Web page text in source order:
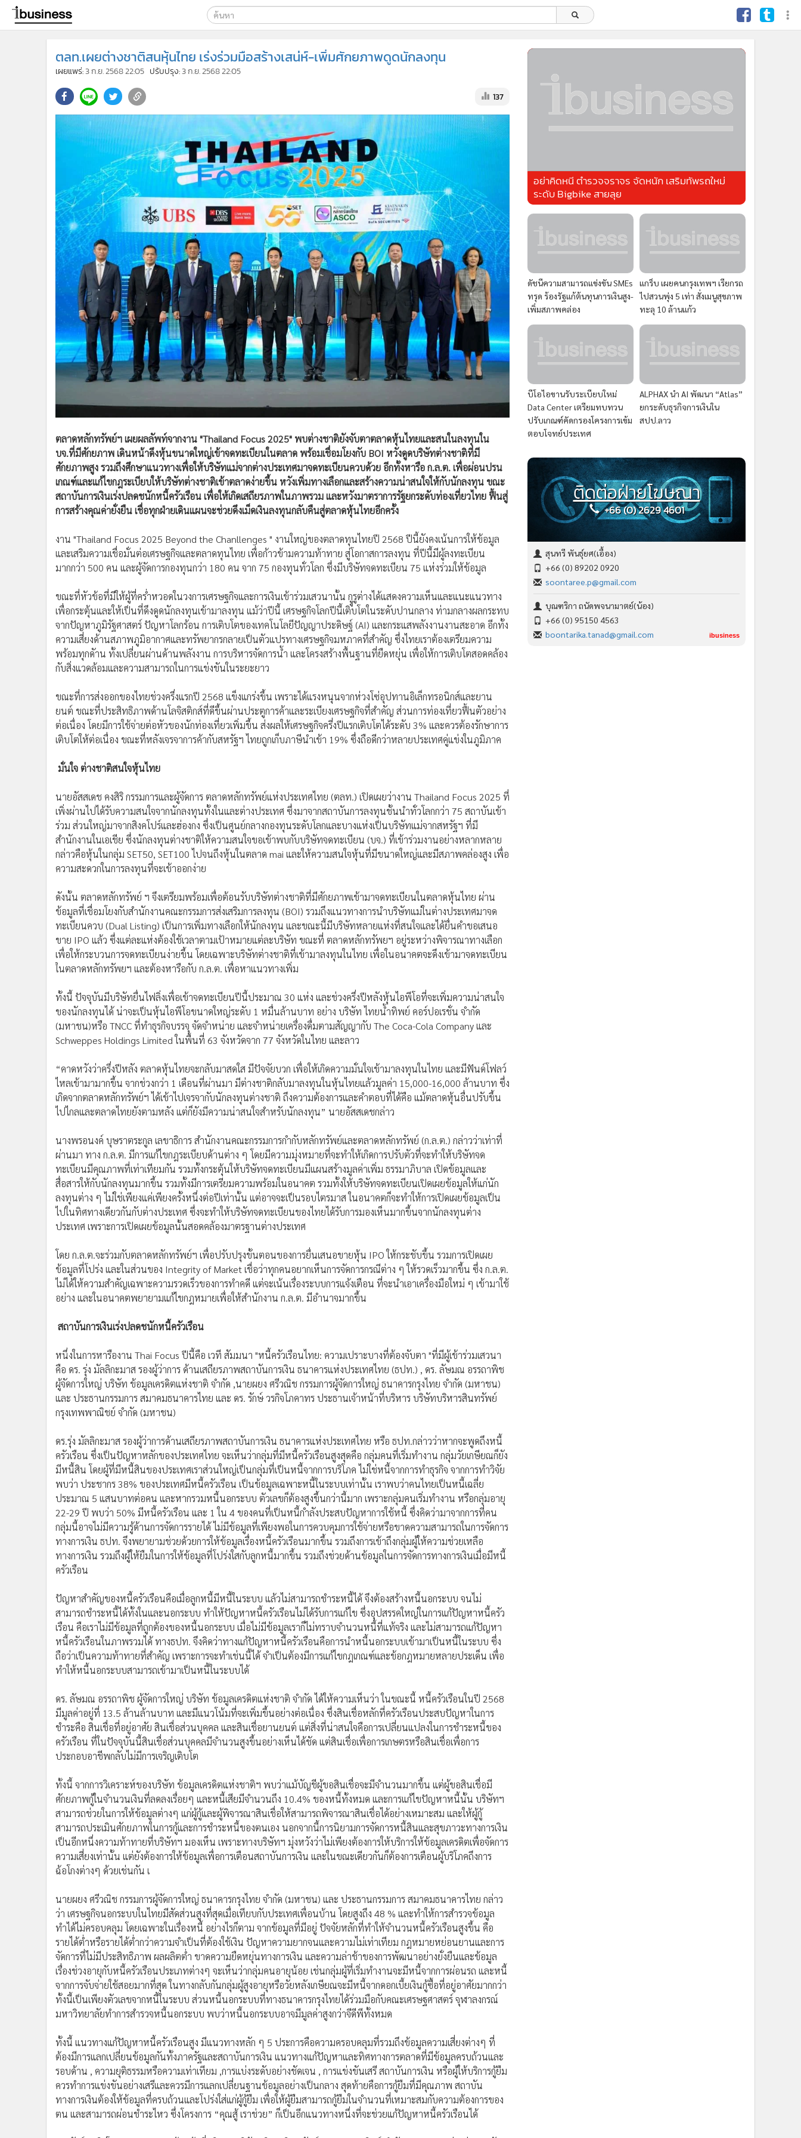
ค้นหา
Google
ค้นหาขั้นสูง
ตลท.เผยต่างชาติสนหุ้นไทย เร่งร่วมมือสร้างเสน่ห์-เพิ่มศักยภาพดูดนักลงทุน
เผยแพร่:3 ก.ย. 2568 22:05 ปรับปรุง:3 ก.ย. 2568 22:05
137
ตลาดหลักทรัพย์ฯ เผยผลลัพท์จากงาน "Thailand Focus 2025" พบต่างชาติยังจับตาตลาดหุ้นไทยและสนในลงทุนใน
บจ.ที่มีศักยภาพ เดินหน้าดึงหุ้นขนาดใหญ่เข้าจดทะเบียนในตลาด พร้อมเชื่อมโยงกับ BOI หวังดูดบริษัทต่างชาติที่มี
ศักยภาพสูง รวมถึงศึกษาแนวทางเพื่อให้บริษัทแม่จากต่างประเทศมาจดทะเบียนควบด้วย อีกทั้งหารือ ก.ล.ต. เพื่อผ่อนปรน
เกณฑ์และแก้ไขกฎระเบียบให้บริษัทต่างชาติเข้าตลาดง่ายขึ้น หวังเพิ่มทางเลือกและสร้างความน่าสนใจให้กับนักลงทุน ขณะ
สถาบันการเงินเร่งปลดชนักหนี้ครัวเรือน เพื่อให้เกิดเสถียรภาพในภาพรวม และหวังมาตราการรัฐยกระดับท่องเที่ยวไทย ฟื้นสู่
การสร้างคุณค่ายั่งยืน เชื่อทุกฝ่ายเดินแผนจะช่วยดึงเม็ดเงินลงทุนกลับคืนสู่ตลาดหุ้นไทยอีกครั้ง
งาน "Thailand Focus 2025 Beyond the Chanllenges " งานใหญ่ของตลาดทุนไทยปี 2568 ปีนี้ยังคงเน้นการให้ข้อมูล
และเสริมความเชื่อมั่นต่อเศรษฐกิจและตลาดทุนไทย เพื่อก้าวข้ามความท้าทาย สู่โอกาสการลงทุน ที่ปีนี้มีผู้ลงทะเบียน
มากกว่า 500 คน และผู้จัดการกองทุนกว่า 180 คน จาก 75 กองทุนทั่วโลก ซึ่งมีบริษัทจดทะเบียน 75 แห่งร่วมให้ข้อมูล
ขณะที่หัวข้อที่มีให้ผู้ที่คร่ำหวอดในวงการเศรษฐกิจและการเงินเข้าร่วมเสวนานั้น กููรูต่างได้แสดงความเห็นและแนะแนวทาง
เพื่อกระตุ้นและให้เป็นที่ดึงดูดนักลงทุนเข้ามาลงทุน แม้ว่าปีนี้ เศรษฐกิจโลกปีนี้เติบโตในระดับปานกลาง ท่ามกลางผลกระทบ
จากปัญหาภูมิรัฐศาสตร์ ปัญหาโลกร้อน การเติบโตของเทคโนโลยีปัญญาประดิษฐ์ (AI) และกระแสพลังงานงานสะอาด อีกทั้ง
ความเสี่ยงด้านสภาพภูมิอากาศและทรัพยากรกลายเป็นตัวแปรทางเศรษฐกิจมหภาคที่สำคัญ ซึ่งไทยเราต้องเตรียมความ
พร้อมทุกดัาน ทั้งเปลี่ยนผ่านด้านพลังงาน การบริหารจัดการน้ำ และโครงสร้างพื้นฐานที่ยืดหยุ่น เพื่อให้การเติบโตสอดคล้อง
กับสิ่งแวดล้อมและความสามารถในการแข่งขันในระยะยาว
ขณะที่การส่งออกของไทยช่วงครึ่งแรกปี 2568 แข็งแกร่งขึ้น เพราะได้แรงหนุนจากห่วงโซ่อุปทานอิเล็กทรอนิกส์และยาน
ยนต์ ขณะที่ประสิทธิภาพด้านโลจิสติกส์ที่ดีขึ้นผ่านประตูการค้าและระเบียงเศรษฐกิจที่สำคัญ ส่วนการท่องเที่ยวฟื้นตัวอย่าง
ต่อเนื่อง โดยมีการใช้จ่ายต่อหัวของนักท่องเที่ยวเพิ่มขึ้น ส่งผลให้เศรษฐกิจครี่งปีแรกเติบโตได้ระดับ 3% และควรต้องรักษาการ
เติบโตให้ต่อเนื่อง ขณะที่หลังเจรจาการค้ากับสหรัฐฯ ไทยถูกเก็บภาษีนำเข้า 19% ซึ่งถือดีกว่าหลายประเทศคู่แข่งในภูมิภาค
มั่นใจ ต่างชาติสนใจหุ้นไทย
นายอัสสเดช คงสิริ กรรมการและผู้จัดการ ตลาดหลักทรัพย์แห่งประเทศไทย (ตลท.) เปิดเผยว่างาน Thailand Focus 2025 ที่
เพิ่งผ่านไปได้รับความสนใจจากนักลงทุนทั้งในและต่างประเทศ ซึ่งมาจากสถาบันการลงทุนชั้นนำทั่วโลกกว่า 75 สถาบันเข้า
ร่วม ส่วนใหญ่มาจากสิงคโปร์และฮ่องกง ซึ่งเป็นศูนย์กลางกองทุนระดับโลกและบางแห่งเป็นบริษัทแม่จากสหรัฐฯ ที่มี
สำนักงานในเอเชีย ซึ่งนักลงทุนต่างชาติให้ความสนใจขอเข้าพบกับบริษัทจดทะเบียน (บจ.) ที่เข้าร่วมงานอย่างหลากหลาย
กล่าวคือหุ้นในกลุ่ม SET50, SET100 ไปจนถึงหุ้นในตลาด mai และให้ความสนใจหุ้นที่มีขนาดใหญ่และมีสภาพคล่องสูง เพื่อ
ความสะดวกในการลงทุนที่จะเข้าออกง่าย
ดังนั้น ตลาดหลักทรัพย์ ฯ จึงเตรียมพร้อมเพื่อต้อนรับบริษัทต่างชาติที่มีศักยภาพเข้ามาจดทะเบียนในตลาดหุ้นไทย ผ่าน
ข้อมูลที่เชื่อมโยงกับสำนักงานคณะกรรมการส่งเสริมการลงทุน (BOI) รวมถึงแนวทางการนำบริษัทแม่ในต่างประเทศมาจด
ทะเบียนควบ (Dual Listing) เป็นการเพิ่มทางเลือกให้นักลงทุน และขณะนี้มีบริษัทหลายแห่งที่สนใจและได้ยื่นคำขอเสนอ
ขาย IPO แล้ว ซึ่งแต่ละแห่งต้องใช้เวลาตามเป้าหมายแต่ละบริษัท ขณะที่ ตลาดหลักทรัพยฯ อยู่ระหว่างพิจารณาทางเลือก
เพื่อให้กระบวนการจดทะเบียนง่ายขึ้น โดยเฉพาะบริษัทต่างชาติที่เข้ามาลงทุนในไทย เพื่อในอนาคตจะดึงเข้ามาจดทะเบียน
ในตลาดหลักทรัพยฯ และต้องหารือกับ ก.ล.ต. เพื่อหาแนวทางเพิ่ม
ทั้งนี้ ปัจจุบันมีบริษัทยื่นไฟลิ่งเพื่อเข้าจดทะเบียนปีนี้ประมาณ 30 แห่ง และช่วงครึ่งปีหลังหุ้นไอพีโอที่จะเพิ่มความน่าสนใจ
ของนักลงทุนได้ น่าจะเป็นหุ้นไอพีโอขนาดใหญ่ระดับ 1 หมื่นล้านบาท อย่าง บริษัท ไทยน้ำทิพย์ คอร์ปอเรชั่น จำกัด
(มหาชน)หรือ TNCC ที่ทำธุรกิจบรรจุ จัดจำหน่าย และจำหน่ายเครื่องดื่มตามสัญญากับ The Coca-Cola Company และ
Schweppes Holdings Limited ในพื้นที่ 63 จังหวัดจาก 77 จังหวัดในไทย และลาว
“คาดหวังว่าครึ่งปีหลัง ตลาดหุ้นไทยจะกลับมาสดใส มีปัจจัยบวก เพื่อให้เกิดความมั่นใจเข้ามาลงทุนในไทย และมีฟันด์โฟลว์
ไหลเข้ามามากขึ้น จากช่วงกว่า 1 เดือนที่ผ่านมา มีต่างชาติกลับมาลงทุนในหุ้นไทยแล้วมูลค่า 15,000-16,000 ล้านบาท ซึ่ง
เกิดจากตลาดหลักทรัพย์ฯ ได้เข้าไปเจรจากับนักลงทุนต่างชาติ ถึงความต้องการและคำตอบที่ได้คือ แม้ตลาดหุ้นอื่นปรับขึ้น
ไปไกลและตลาดไทยยังตามหลัง แต่ก็ยังมีความน่าสนใจสำหรับนักลงทุน” นายอัสสเดชกล่าว
นางพรอนงค์ บุษราตระกูล เลขาธิการ สำนักงานคณะกรรมการกำกับหลักทรัพย์และตลาดหลักทรัพย์ (ก.ล.ต.) กล่าวว่าเท่าที่
ผ่านมา ทาง ก.ล.ต. มีการแก้ไขกฎระเบียบด้านต่าง ๆ โดยมีความมุ่งหมายที่จะทำให้เกิดการปรับตัวที่จะทำให้บริษัทจด
ทะเบียนมีคุณภาพที่เท่าเทียมกัน รวมทั้งกระตุ้นให้บริษัทจดทะเบียนมีแผนสร้างมูลค่าเพิ่ม ธรรมาภิบาล เปิดข้อมูลและ
สื่อสารให้กับนักลงทุนมากขึ้น รวมทั้งมีการเตรียมความพร้อมในอนาคต รวมทั้งให้บริษัทจดทะเบียนเปิดเผยข้อมูลให้แก่นัก
ลงทุนต่าง ๆ ไม่ใช่เพียงแค่เพียงครั้งหนึ่งต่อปีเท่านั้น แต่อาจจะเป็นรอบไตรมาส ในอนาคตก็จะทำให้การเปิดเผยข้อมูลเป็น
ไปในทิศทางเดียวกันกับต่างประเทศ ซึ่งจะทำให้บริษัทจดทะเบียนของไทยได้รับการมองเห็นมากขึ้นจากนักลงทุนต่าง
ประเทศ เพราะการเปิดเผยข้อมูลนั้นสอดคล้องมาตรฐานต่างประเทศ
โดย ก.ล.ต.จะร่วมกับตลาดหลักทรัพย์ฯ เพื่อปรับปรุงขั้นตอนของการยื่นเสนอขายหุ้น IPO ให้กระชับขึ้น รวมการเปิดเผย
ข้อมูลที่โปร่ง และในส่วนของ Integrity of Market เชื่อว่าทุกคนอยากเห็นการจัดการกรณีต่าง ๆ ให้รวดเร็วมากขึ้น ซึ่ง ก.ล.ต.
ไม่ได้ให้ความสำคัญเฉพาะความรวดเร็วของการทำคดี แต่จะเน้นเรื่องระบบการแจ้งเตือน ที่จะนำเอาเครื่องมือใหม่ ๆ เข้ามาใช้
อย่าง และในอนาคตพยายามแก้ไขกฎหมายเพื่อให้สำนักงาน ก.ล.ต. มีอำนาจมากขึ้น
สถาบันการเงินเร่งปลดชนักหนี้ครัวเรือน
หนึ่งในการหารืองาน Thai Focus ปีนี้คือ เวที สัมมนา "หนี้ครัวเรือนไทย: ความเปราะบางที่ต้องจับตา "ที่มีผู้เข้าร่วมเสวนา
คือ ดร. รุ่ง มัลลิกะมาส รองผู้ว่าการ ด้านเสถียรภาพสถาบันการเงิน ธนาคารแห่งประเทศไทย (ธปท.) , ดร. ลัษมณ อรรถาพิช
ผู้จัดการใหญ่ บริษัท ข้อมูลเครดิตแห่งชาติ จำกัด ,นายผยง ศรีวณิช กรรมการผู้จัดการใหญ่ ธนาคารกรุงไทย จำกัด (มหาชน)
และ ประธานกรรมการ สมาคมธนาคารไทย และ ดร. รักษ์ วรกิจโภคาทร ประธานเจ้าหน้าที่บริหาร บริษัทบริหารสินทรัพย์
กรุงเทพพาณิชย์ จำกัด (มหาชน)
ดร.รุ่ง มัลลิกะมาส รองผู้ว่าการด้านเสถียรภาพสถาบันการเงิน ธนาคารแห่งประเทศไทย หรือ ธปท.กล่าวว่าหากจะพูดถึงหนี้
ครัวเรือน ซึ่งเป็นปัญหาหลักของประเทศไทย จะเห็นว่ากลุ่มที่มีหนี้ครัวเรือนสูงสุดคือ กลุ่มคนที่เริ่มทำงาน กลุ่มวัยเกษียณก็ยัง
มีหนี้สิน โดยผู้ที่มีหนี้สินของประเทศเราส่วนใหญ่เป็นกลุ่มที่เป็นหนี้จากการบริโภค ไม่ใช่หนี้จากการทำธุรกิจ จากการทำวิจัย
พบว่า ประชากร 38% ของประเทศมีหนี้ครัวเรือน เป็นข้อมูลเฉพาะหนี้ในระบบเท่านั้น เราพบว่าคนไทยเป็นหนี้เฉลี่ย
ประมาณ 5 แสนบาทต่อคน และหากรวมหนี้นอกระบบ ตัวเลขก็ต้องสูงขึ้นกว่านี้มาก เพราะกลุ่มคนเริ่มทำงาน หรือกลุ่มอายุ
22-29 ปี พบว่า 50% มีหนี้ครัวเรือน และ 1 ใน 4 ของคนที่เป็นหนี้กำลังประสบปัญหาการใช้หนี้ ซึ่งคิดว่ามาจากการที่คน
กลุ่มนี้อาจไม่มีความรู้ด้านการจัดการรายได้ ไม่มีข้อมูลที่เพียงพอในการควบคุมการใช้จ่ายหรือขาดความสามารถในการจัดการ
ทางการเงิน ธปท. จึงพยายามช่วยด้วยการให้ข้อมูลเรื่องหนี้ครัวเรือนมากขึ้น รวมถึงการเข้าถึงกลุ่มผู้ให้ความช่วยเหลือ
ทางการเงิน รวมถึงผู้ให้ยืมในการให้ข้อมูลที่โปร่งใสกับลูกหนี้มากขึ้น รวมถึงช่วยด้านข้อมูลในการจัดการทางการเงินเมื่อมีหนี้
ครัวเรือน
ปัญหาสำคัญของหนี้ครัวเรือนคือเมื่อลูกหนี้มีหนี้ในระบบ แล้วไม่สามารถชำระหนี้ได้ จึงต้องสร้างหนี้นอกระบบ จนไม่
สามารถชำระหนี้ได้ทั้งในและนอกระบบ ทำให้ปัญหาหนี้ครัวเรือนไม่ได้รับการแก้ไข ซึ่งอุปสรรคใหญ่ในการแก้ปัญหาหนี้ครัว
เรือน คือเราไม่มีข้อมูลที่ถูกต้องของหนี้นอกระบบ เมื่อไม่มีข้อมูลเราก็ไม่ทราบจำนวนหนี้ที่แท้จริง และไม่สามารถแก้ปัญหา
หนี้ครัวเรือนในภาพรวมได้ ทางธปท. จึงคิดว่าทางแก้ปัญหาหนี้ครัวเรือนคือการนำหนี้นอกระบบเข้ามาเป็นหนี้ในระบบ ซึ่ง
ถือว่าเป็นความท้าทายที่สำคัญ เพราะการจะทำเช่นนี้ได้ จำเป็นต้องมีการแก้ไขกฎเกณฑ์และข้อกฎหมายหลายประเด็น เพื่อ
ทำให้หนี้นอกระบบสามารถเข้ามาเป็นหนี้ในระบบได้
ดร. ลัษมณ อรรถาพิช ผู้จัดการใหญ่ บริษัท ข้อมูลเครดิตแห่งชาติ จำกัด ได้ให้ความเห็นว่า ในขณะนี้ หนี้ครัวเรือนในปี 2568
มีมูลค่าอยู่ที่ 13.5 ล้านล้านบาท และมีแนวโน้มที่จะเพิ่มขึ้นอย่างต่อเนื่อง ซึ่งสินเชื่อหลักที่ครัวเรือนประสบปัญหาในการ
ชำระคือ สินเชื่อที่อยู่อาศัย สินเชื่อส่วนบุคคล และสินเชื่อยานยนต์ แต่สิ่งที่น่าสนใจคือการเปลี่ยนแปลงในการชำระหนี้ของ
ครัวเรือน ที่ในปัจจุบันนี้สินเชื่อส่วนบุคคลมีจำนวนสูงขึ้นอย่างเห็นได้ชัด แต่สินเชื่อเพื่อการเกษตรหรือสินเชื่อเพื่อการ
ประกอบอาชีพกลับไม่มีการเจริญเติบโต
ทั้งนี้ จากการวิเคราะห์ของบริษัท ข้อมูลเครดิตแห่งชาติฯ พบว่าแม้บัญชีผู้ขอสินเชื่อจะมีจำนวนมากขึ้น แต่ผู้ขอสินเชื่อมี
ศักยภาพกู้ในจำนวนเงินที่ลดลงเรื่อยๆ และหนี้เสียมีจำนวนถึง 10.4% ของหนี้ทั้งหมด และการแก้ไขปัญหาหนี้นั้น บริษัทฯ
สามารถช่วยในการให้ข้อมูลต่างๆ แก่ผู้กู้และผู้พิจารณาสินเชื่อให้สามารถพิจารณาสินเชื่อได้อย่างเหมาะสม และให้ผู้กู้
สามารถประเมินศักยภาพในการกู้และการชำระหนี้ของตนเอง นอกจากนี้การนิยามการจัดการหนี้สินและสุขภาวะทางการเงิน
เป็นอีกหนึ่งความท้าทายที่บริษัทฯ มองเห็น เพราะทางบริษัทฯ มุ่งหวังว่าไม่เพียงต้องการให้บริการให้ข้อมูลเครดิตเพื่อจัดการ
ความเสี่ยงเท่านั้น แต่ยังต้องการให้ข้อมูลเพื่อการเตือนสถาบันการเงิน และในขณะเดียวกันก็ต้องการเตือนผู้บริโภคถึงการ
ฉ้อโกงต่างๆ ด้วยเช่นกัน เ
นายผยง ศรีวณิช กรรมการผู้จัดการใหญ่ ธนาคารกรุงไทย จำกัด (มหาชน) และ ประธานกรรมการ สมาคมธนาคารไทย กล่าว
ว่า เศรษฐกิจนอกระบบในไทยมีสัดส่วนสูงที่สุดเมื่อเทียบกับประเทศเพื่อนบ้าน โดยสูงถึง 48 % และทำให้การสำรวจข้อมูล
ทำได้ไม่ครอบคลุม โดยเฉพาะในเรื่องหนี้ อย่างไรก็ตาม จากข้อมูลที่มีอยู่ ปัจจัยหลักที่ทำให้จำนวนหนี้ครัวเรือนสูงขึ้น คือ
รายได้ต่ำหรือรายได้ต่ำกว่าความจำเป็นที่ต้องใช้เงิน ปัญหาความยากจนและความไม่เท่าเทียม กฎหมายหย่อนยานและการ
จัดการที่ไม่มีประสิทธิภาพ ผลผลิตต่ำ ขาดความยืดหยุ่นทางการเงิน และความล่าช้าของการพัฒนาอย่างยั่งยืนและข้อมูล
เรื่องช่วงอายุกับหนี้ครัวเรือนประเภทต่างๆ จะเห็นว่ากลุ่มคนอายุน้อย เช่นกลุ่มผู้ที่เริ่มทำงานจะมีหนี้จากการผ่อนรถ และหนี้
จากการจับจ่ายใช้สอยมากที่สุด ในทางกลับกันกลุ่มผู้สูงอายุหรือวัยหลังเกษียณจะมีหนี้จากดอกเบี้ยเงินกู้ซื้อที่อยู่อาศัยมากกว่า
ทั้งนี้เป็นเพียงตัวเลขจากหนี้ในระบบ ส่วนหนี้นอกระบบที่ทางธนาคารกรุงไทยได้ร่วมมือกับคณะเศรษฐศาสตร์ จุฬาลงกรณ์
มหาวิทยาลัยทำการสำรวจหนี้นอกระบบ พบว่าหนี้นอกระบบอาจมีมูลค่าสูงกว่าจีดีพีทั้งหมด
ทั้งนี้ แนวทางแก้ปัญหาหนี้ครัวเรือนสูง มีแนวทางหลัก ๆ 5 ประการคือความครอบคลุมที่รวมถึงข้อมูลความเสี่ยงต่างๆ ที่
ต้องมีการแลกเปลี่ยนข้อมูลกันทั้งภาครัฐและสถาบันการเงิน แนวทางแก้ปัญหาและทิศทางการตลาดที่มีข้อมูลครบถ้วนและ
รอบด้าน , ความยุติธรรมหรือความเท่าเทียม ,การแบ่งระดับอย่างชัดเจน , การแข่งขันเสรี สถาบันการเงิน หรือผู้ให้บริการกู้ยืม
ควรทำการแข่งขันอย่างเสรีและควรมีการแลกเปลี่ยนฐานข้อมูลอย่างเป็นกลาง สุดท้ายคือการกู้ยืมที่มีคุณภาพ สถาบัน
ทางการเงินต้องให้ข้อมูลที่ครบถ้วนและโปร่งใส่แก่ผู้กู้ยืม เพื่อให้ผู้ยืมสามารถกู้ยืมในจำนวนที่เหมาะสมกับความต้องการของ
ตน และสามารถผ่อนชำระไหว ซึ่งโครงการ “คุณสู้ เราช่วย” ก็เป็นอีกแนวทางหนึ่งที่จะช่วยแก้ปัญหาหนี้ครัวเรือนได้
อย่าคิดหนี ตำรวจจราจร จัดหนัก เสริมทัพรถใหม่
ระดับ Bigbike สายลุย
ดัชนีความสามารถแข่งขัน SMEs
ทรุด ร้องรัฐแก้ต้นทุนการเงินสูง-
เพิ่มสภาพคล่อง
แกร็บ เผยคนกรุงเทพฯ เรียกรถ
ไปสวนพุ่ง 5 เท่า สั่งเมนูสุขภาพ
ทะลุ 10 ล้านแก้ว
บีโอไอขานรับระเบียบใหม่
Data Center เตรียมทบทวน
ปรับเกณฑ์คัดกรองโครงการเข้ม
ตอบโจทย์ประเทศ
ALPHAX นำ AI พัฒนา “Atlas”
ยกระดับธุรกิจการเงินใน
สปป.ลาว
ติดต่อฝ่ายโฆษณา
+66 (0) 2629 4601
สุนทรี พันธุ์ยศ(เอื้อง)
+66 (0) 89202 0920
soontaree.p@gmail.com
บุณฑริกา ถนัดพจนามาตย์(น้อง)
+66 (0) 95150 4563
boontarika.tanad@gmail.com
ibusiness